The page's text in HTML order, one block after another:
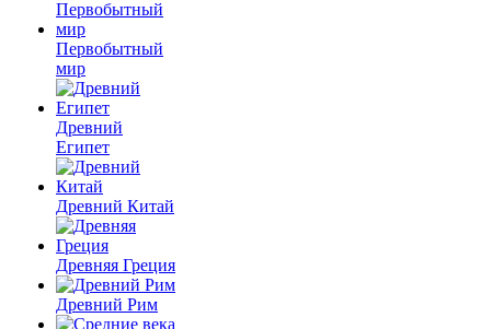
Первобытный
мир
Древний
Египет
Древний Китай
Древняя Греция
Древний Рим